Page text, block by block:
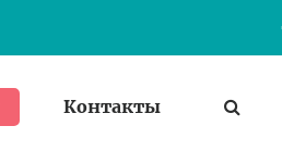
Контакты